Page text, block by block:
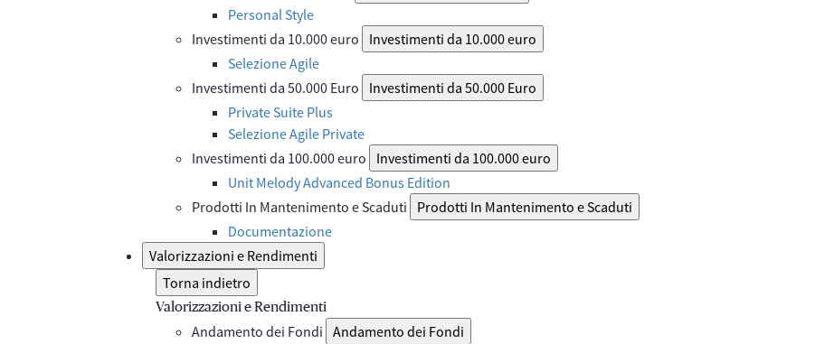
Personal Style
Investimenti da 10.000 euro
Investimenti da 10.000 euro
Selezione Agile
Investimenti da 50.000 Euro
Investimenti da 50.000 Euro
Private Suite Plus
Selezione Agile Private
Investimenti da 100.000 euro
Investimenti da 100.000 euro
Unit Melody Advanced Bonus Edition
Prodotti In Mantenimento e Scaduti
Prodotti In Mantenimento e Scaduti
Documentazione
Valorizzazioni e Rendimenti
Torna indietro
Valorizzazioni e Rendimenti
Andamento dei Fondi Andamento dei Fondi